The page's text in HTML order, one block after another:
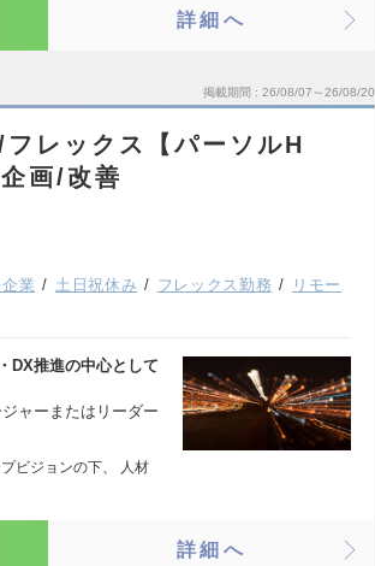
詳細へ
掲載期間 26/08/07～26/08/20
レックス【パーソルH
画/改善
業 土日祝休み フレックス勤務
リモー
DX推進の中心として
ャーまたはリーダー
ビジョンの下、 人材
詳細へ